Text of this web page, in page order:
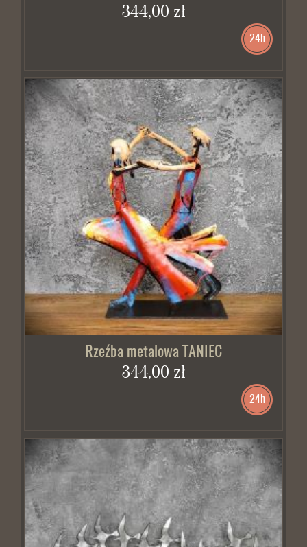
344,00 zł
24h
Rzeźba metalowa TANIEC
344,00 zł
24h